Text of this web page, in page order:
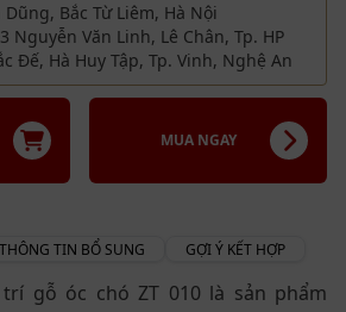
Bắc Từ Liêm, Hà Nội
Nguyễn Văn Linh, Lê Chân, Tp. HP
Đế, Hà Huy Tập, Tp. Vinh, Nghệ An
MUA NGAY
THÔNG TIN BỔ SUNG GỢI Ý KẾT HỢP
gỗ óc chó ZT 010 là sản phẩm